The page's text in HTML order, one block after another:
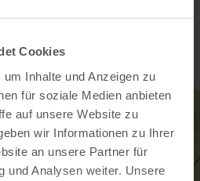
Cookies
Inhalte und Anzeigen zu
für soziale Medien anbieten
auf unsere Website zu
wir Informationen zu Ihrer
an unsere Partner für
und Analysen weiter. Unsere